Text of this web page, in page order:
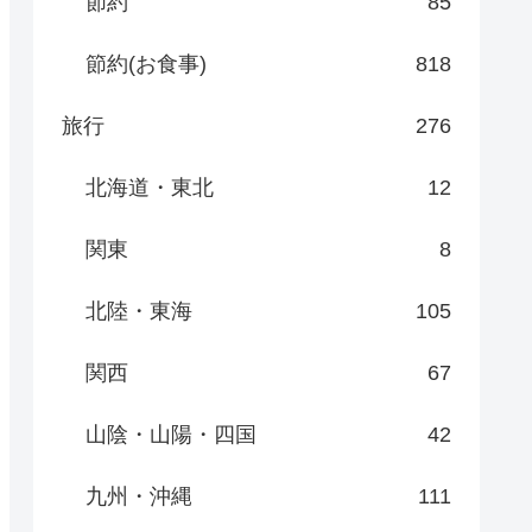
節約(お食事) 818
旅行 276
北海道・東北 12
関東 8
北陸・東海 105
関西 67
山陰・山陽・四国 42
九州・沖縄 111